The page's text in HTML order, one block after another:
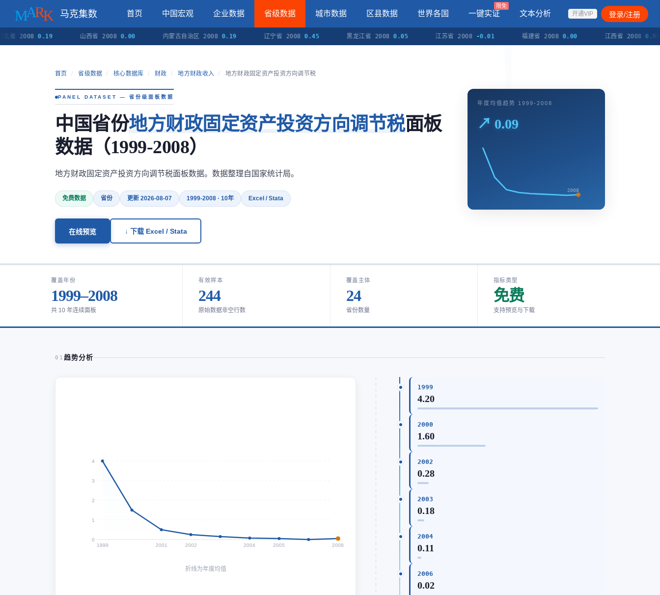
马克集数 首页 中国宏观 企业数据 省级数据 城市数据 区县数据 世界各国 一键实证
限免
文本分析 开通VIP 登录/注册
20080.19 山西省 20080.00 内蒙古自治区 20080.19 辽宁省 20080.45 黑龙江省 20080.05 江苏省 2008-0.01 福建省 20080.00 江西省 20080.00
首页 / 省级数据 / 核心数据库 / 财政 / 地方财政收入 / 地方财政固定资产投资方向调节税
PANEL DATASET — 省份级面板数据
中国省份地方财政固定资产投资方向调节税面板
数据（1999-2008）
地方财政固定资产投资方向调节税面板数据。数据整理自国家统计局。
免费数据 省份 更新 2026-08-07 1999-2008 · 10年 Excel / Stata
在线预览 ↓ 下载 Excel / Stata
年度均值趋势 1999-2008
↗ 0.09
2008
覆盖年份
1999–2008
共 10 年连续面板
有效样本
244
原始数据非空行数
覆盖主体
24
省份数量
指标类型
免费
支持预览与下载
01 趋势分析
4
3
2
1
0
1999
2001 2002 2004 2005 2008
折线为年度均值
1999
4.20
2000
1.60
2002
0.28
2003
0.18
2004
0.11
2006
0.02